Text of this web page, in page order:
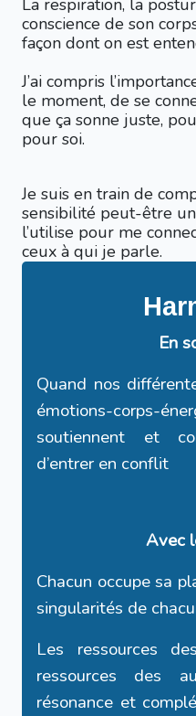
La respiration, la
conscience de son
façon dont on est
J’ai compris
le moment, de se
que ça sonne juste,
pour soi.
Je suis en train de
sensibilité peut-être
l’utilise pour me
ceux à qui je parle.
En
Quand nos
émotions-
soutiennent et
d’entrer en conflit
Avec
Chacun occupe sa
singularités de
Les ressources
ressources des
résonance et